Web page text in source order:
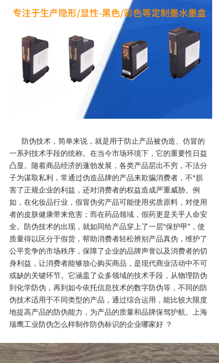
防伪技术，简单来说，就是用于防止产品被伪造、仿冒的
一系列技术手段的统称。在当今市场环境下，它的重要性日益
凸显。随着商品经济的蓬勃发展，各类产品层出不穷，不法分
子为谋取私利，常通过伪造品牌的产品来欺骗消费者，不*损
害了正规企业的利益，还对消费者的权益造成严重威胁。例
如，在化妆品行业，假冒伪劣产品可能使用劣质原料，对使用
者的皮肤健康带来危害；而在药品领域，假药更是关乎人命安
全。防伪技术的出现，就如同给产品穿上了一层“保护甲”，使
质量得以区分于假货，帮助消费者轻松辨别产品真伪，维护了
公平竞争的市场秩序，保障了企业的品牌声誉以及消费者的切
身利益，让消费者能够放心购买商品，是现代商业活动中不可
或缺的关键环节。它涵盖了众多领域的技术手段，从物理防伪
到化学防伪，再到如今依托信息技术的数字防伪等，不同的防
伪技术适用于不同类型的产品，通过综合运用，能比较大限度
地提高产品的防伪能力，为产品的质量和品牌保驾护航。上海
瑞鹰工业防伪怎么样制作防伪标识的企业哪家好 ？